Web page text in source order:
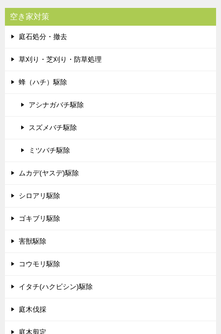
空き家対策
庭石処分・撤去
草刈り・芝刈り・防草処理
蜂（ハチ）駆除
アシナガバチ駆除
スズメバチ駆除
ミツバチ駆除
ムカデ(ヤスデ)駆除
シロアリ駆除
ゴキブリ駆除
害獣駆除
コウモリ駆除
イタチ(ハクビシン)駆除
庭木伐採
庭木剪定